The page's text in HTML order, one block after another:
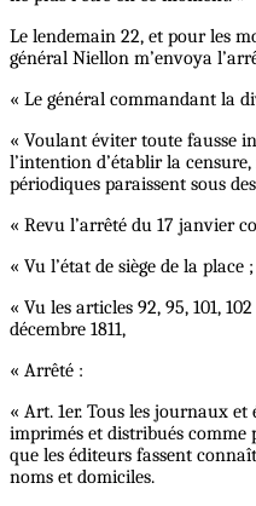
Le lendemain 22, et pour les
général Niellon m’envoya
« Le général commandant la
« Voulant éviter toute fausse
l’intention d’établir la
périodiques paraissent sous
« Revu l’arrêté du 17 janvier
« Vu l’état de siège de la place ;
« Vu les articles 92, 95, 101,
décembre 1811,
« Arrêté :
« Art. 1er. Tous les journaux
imprimés et distribués comme
que les éditeurs fassent
noms et domiciles.